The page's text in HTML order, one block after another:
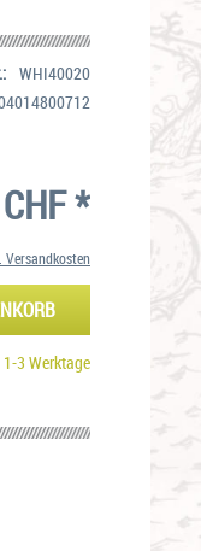
WHI40020
*
Versandkosten
3 Werktage